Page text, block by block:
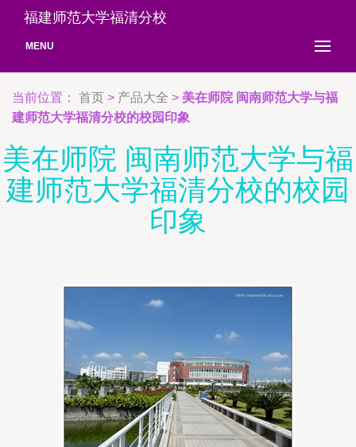
福建师范大学福清分校
MENU
当前位置： 首页 > 产品大全 > 美在师院 闽南师范大学与福
建师范大学福清分校的校园印象
美在师院 闽南师范大学与福
建师范大学福清分校的校园
印象